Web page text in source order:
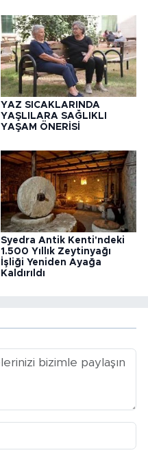
YAZ SICAKLARINDA
YAŞLILARA SAĞLIKLI
YAŞAM ÖNERİSİ
Syedra Antik Kenti'ndeki
1.500 Yıllık Zeytinyağı
İşliği Yeniden Ayağa
Kaldırıldı